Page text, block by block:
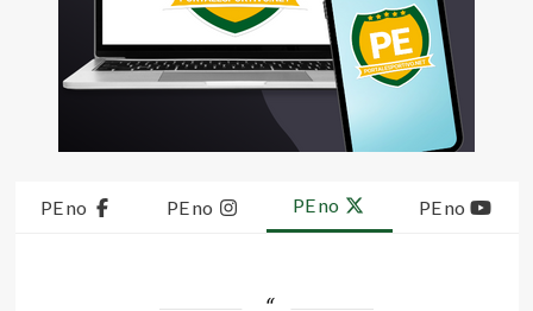
PE no PE no PE no PE no